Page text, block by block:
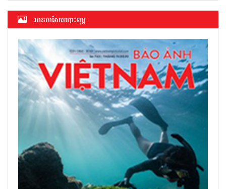
Xuan Phuc ជួបសំណេះសំណាលជា
មួយម្ចាស់ឆ្នោតនៅទីក្រុងហូជីមិញ
អាន​កាសែត​បោះពុម្ភ